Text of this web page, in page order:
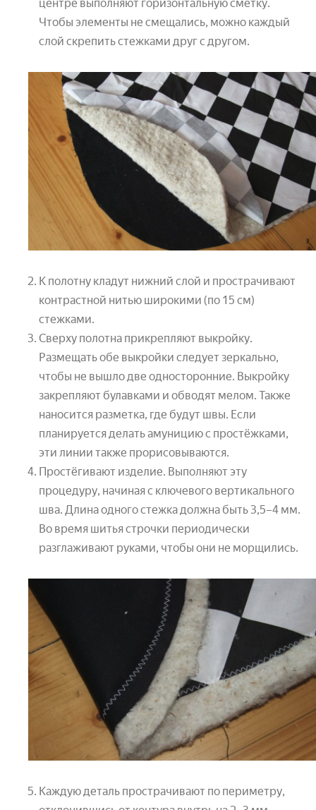
центре выполняют горизонтальную сметку.
Чтобы элементы не смещались, можно каждый
слой скрепить стежками друг с другом.
К полотну кладут нижний слой и прострачивают
контрастной нитью широкими (по 15 см)
стежками.
Сверху полотна прикрепляют выкройку.
Размещать обе выкройки следует зеркально,
чтобы не вышло две односторонние. Выкройку
закрепляют булавками и обводят мелом. Также
наносится разметка, где будут швы. Если
планируется делать амуницию с простёжками,
эти линии также прорисовываются.
Простёгивают изделие. Выполняют эту
процедуру, начиная с ключевого вертикального
шва. Длина одного стежка должна быть 3,5–4 мм.
Во время шитья строчки периодически
разглаживают руками, чтобы они не морщились.
Каждую деталь прострачивают по периметру,